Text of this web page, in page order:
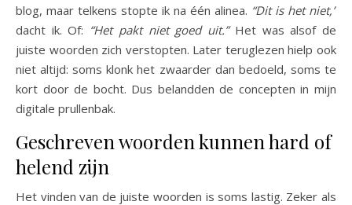
blog, maar telkens stopte ik na één alinea. “Dit is het niet,”
dacht ik. Of: “Het pakt niet goed uit.”Het was alsof de
juiste woorden zich verstopten. Later teruglezen hielp ook
niet altijd: soms klonk het zwaarder dan bedoeld, soms te
kort door de bocht. Dus belandden de concepten in mijn
digitale prullenbak.
Geschreven woorden kunnen hard of
helend zijn
Het vinden van de juiste woorden is soms lastig. Zeker als